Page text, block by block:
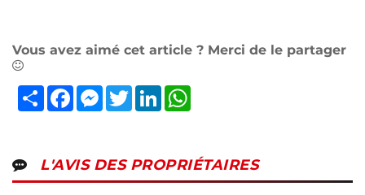
Vous avez aimé cet article ? Merci de le partager
PartagerFacebookMessenger
TwitterLinkedIn
L'AVIS DES PROPRIÉTAIRES